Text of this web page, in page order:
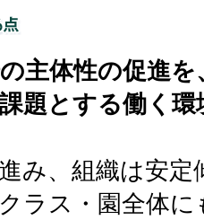
主体性の促進
題とする働く
み、組織は安
ラス・園全体